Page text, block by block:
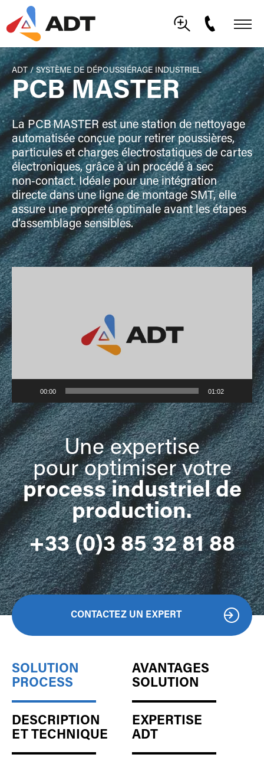
ADT/ SYSTÈME DE DÉPOUSSIÉRAGE INDUSTRIEL
PCB MASTER
La PCB MASTER est une station de nettoyage
automatisée conçue pour retirer poussières,
particules et charges électrostatiques de cartes
électroniques, grâce à un procédé à sec
non‑contact. Idéale pour une intégration
directe dans une ligne de montage SMT, elle
assure une propreté optimale avant les étapes
d’assemblage sensibles.
Lecteur
vidéo
00:00 01:02
Une expertise
pour optimiser votre
process industriel de
production.
+33 (0)3 85 32 81 88
CONTACTEZ UN EXPERT
SOLUTION
PROCESS
AVANTAGES
SOLUTION
DESCRIPTION
ET TECHNIQUE
EXPERTISE
ADT